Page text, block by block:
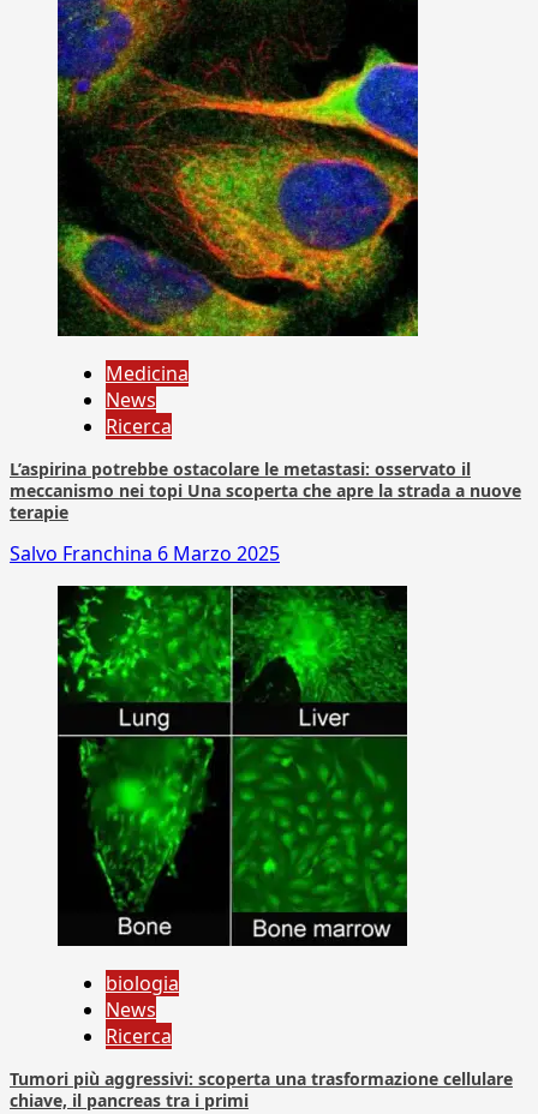
Medicina
News
Ricerca
L’aspirina potrebbe ostacolare le metastasi: osservato il
meccanismo nei topi Una scoperta che apre la strada a nuove
terapie
Salvo Franchina 6 Marzo 2025
biologia
News
Ricerca
Tumori più aggressivi: scoperta una trasformazione cellulare
chiave, il pancreas tra i primi